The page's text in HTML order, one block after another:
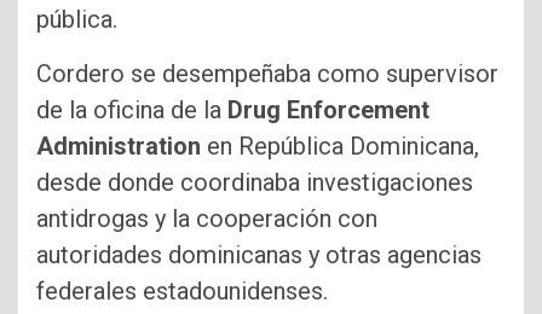
pública.
Cordero se desempeñaba como supervisor
de la oficina de la Drug Enforcement
Administration en República Dominicana,
desde donde coordinaba investigaciones
antidrogas y la cooperación con
autoridades dominicanas y otras agencias
federales estadounidenses.